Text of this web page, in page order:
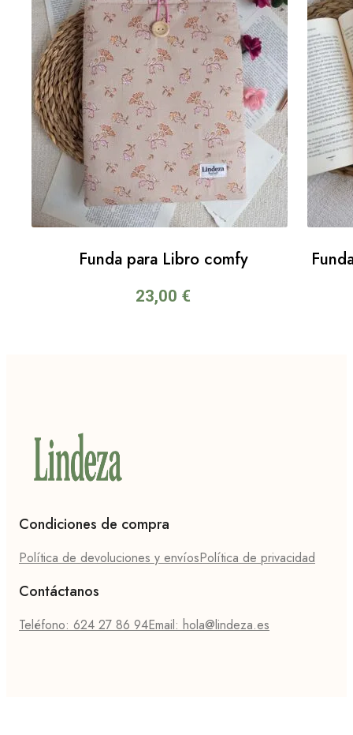
Funda para Libro comfy
23,00 €
Condiciones de compra
Política de devoluciones y envíosPolítica de privacidad
Contáctanos
Teléfono: 624 27 86 94Email: hola@lindeza.es